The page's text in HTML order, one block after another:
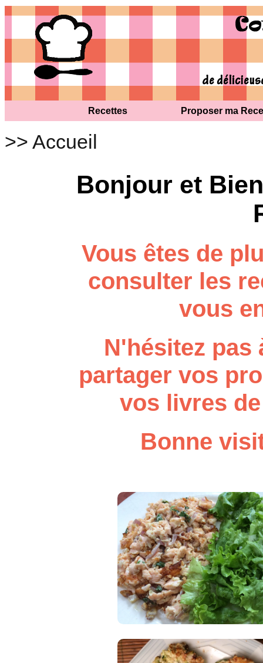
Recettes Proposer ma
>> Accueil
Bonjour et
Vous êtes de
consulter les
vous
N'hésitez
partager vos
vos livres
Bonne